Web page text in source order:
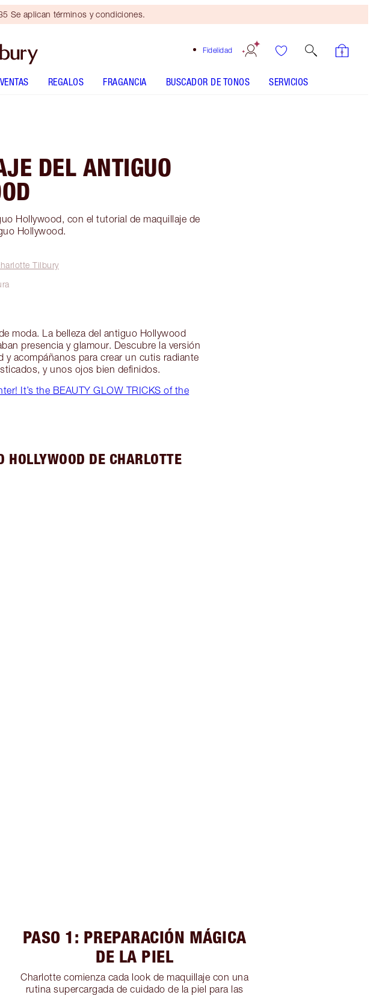
Se aplican términos y condiciones.
Fidelidad
REGALOS FRAGANCIA BUSCADOR DE TONOS SERVICIOS
DEL ANTIGUO
Hollywood, con el tutorial de maquillaje de
Hollywood.
Tilbury
moda. La belleza del antiguo Hollywood
presencia y glamour. Descubre la versión
y acompáñanos para crear un cutis radiante
y unos ojos bien definidos.
It’s the BEAUTY GLOW TRICKS of the
DE CHARLOTTE
PASO 1: PREPARACIÓN MÁGICA
DE LA PIEL
Charlotte comienza cada look de maquillaje con una
rutina supercargada de cuidado de la piel para las